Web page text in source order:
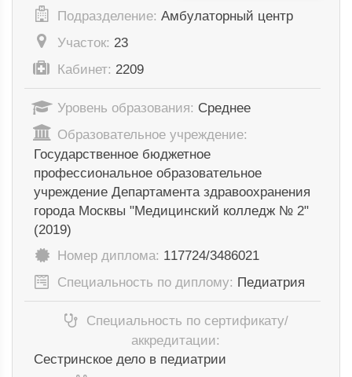
Подразделение: Амбулаторный центр
Участок: 23
Кабинет: 2209
Уровень образования: Среднее
Образовательное учреждение:
Государственное бюджетное
профессиональное образовательное
учреждение Департамента здравоохранения
города Москвы "Медицинский колледж № 2"
(2019)
Номер диплома: 117724/3486021
Специальность по диплому: Педиатрия
Специальность по сертификату/
аккредитации:
Сестринское дело в педиатрии